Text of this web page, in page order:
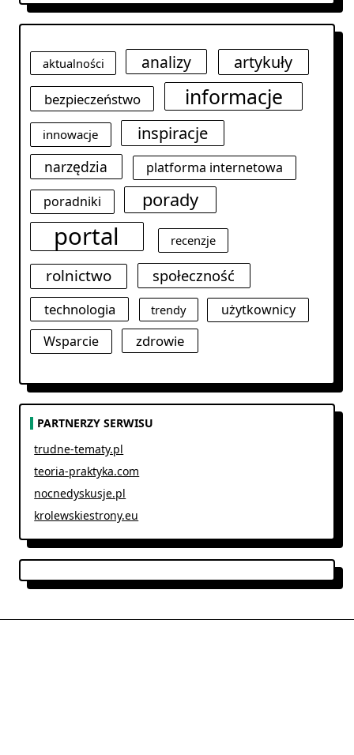
aktualności analizy artykuły
bezpieczeństwo informacje
innowacje inspiracje
narzędzia
platforma internetowa
poradniki
porady
portal recenzje
rolnictwo społeczność
technologia trendy
użytkownicy
Wsparcie
zdrowie
PARTNERZY SERWISU
trudne-tematy.pl
teoria-praktyka.com
nocnedyskusje.pl
krolewskiestrony.eu